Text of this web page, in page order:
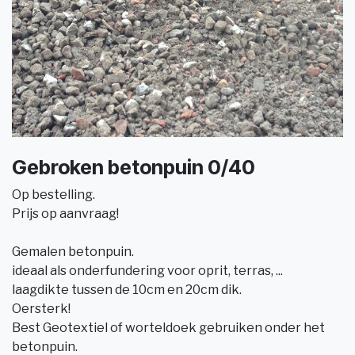
Gebroken betonpuin 0/40
Op bestelling.
Prijs op aanvraag!
Gemalen betonpuin.
ideaal als onderfundering voor oprit, terras, ...
laagdikte tussen de 10cm en 20cm dik.
Oersterk!
Best Geotextiel of worteldoek gebruiken onder het
betonpuin.